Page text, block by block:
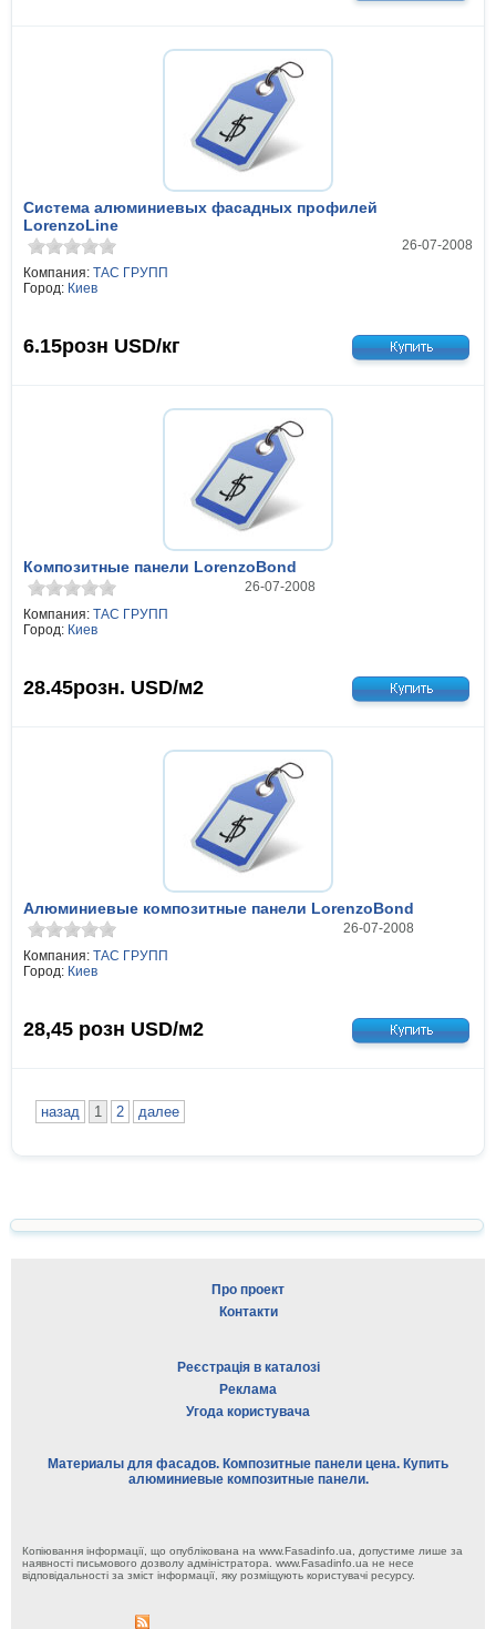
Система алюминиевых фасадных профилей
LorenzoLine
26-07-2008
Компания: ТАС ГРУПП
Город: Киев
6.15розн USD/кг
Композитные панели LorenzoBond
26-07-2008
Компания: ТАС ГРУПП
Город: Киев
28.45розн. USD/м2
Алюминиевые композитные панели LorenzoBond
26-07-2008
Компания: ТАС ГРУПП
Город: Киев
28,45 розн USD/м2
назад 1 2 далее
Про проект
Контакти
Реєстрація в каталозі
Реклама
Угода користувача
Материалы для фасадов. Композитные панели цена. Купить
алюминиевые композитные панели.
Копіювання інформації, що опублікована на www.Fasadinfo.ua, допустиме лише за
наявності письмового дозволу адміністратора. www.Fasadinfo.ua не несе
відповідальності за зміст інформації, яку розміщують користувачі ресурсу.